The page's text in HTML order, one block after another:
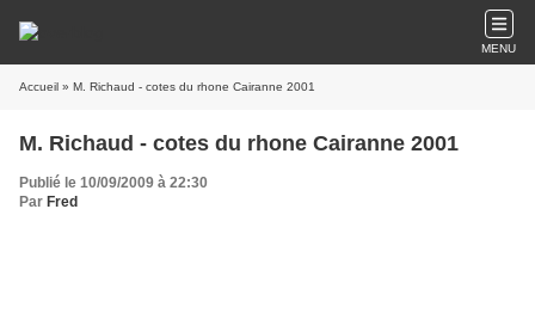
MENU
Accueil » M. Richaud - cotes du rhone Cairanne 2001
M. Richaud - cotes du rhone Cairanne 2001
Publié le 10/09/2009 à 22:30
Par Fred